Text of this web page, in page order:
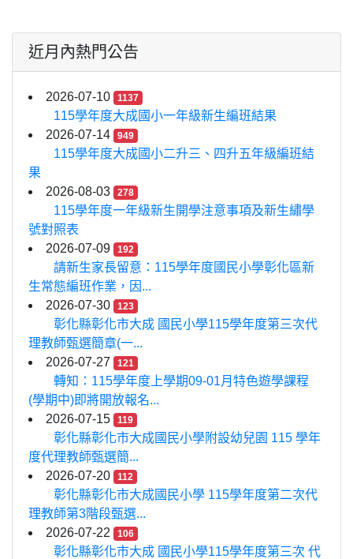
近月內熱門公告
2026-07-10 1137
115學年度大成國小一年級新生編班結果
2026-07-14
949
115學年度大成國小二升三、四升五年級編班結
果
2026-08-03
278
115學年度一年級新生開學注意事項及新生繡學
號對照表
2026-07-09
192
請新生家長留意：115學年度國民小學彰化區新
生常態編班作業，因...
2026-07-30
123
彰化縣彰化市大成 國民小學115學年度第三次代
理教師甄選簡章(一...
2026-07-27
121
轉知：115學年度上學期09-01月特色遊學課程
(學期中)即將開放報名...
2026-07-15
119
彰化縣彰化市大成國民小學附設幼兒園 115 學年
度代理教師甄選簡...
2026-07-20
112
彰化縣彰化市大成國民小學 115學年度第二次代
理教師第3階段甄選...
2026-07-22
106
彰化縣彰化市大成 國民小學115學年度第三次 代